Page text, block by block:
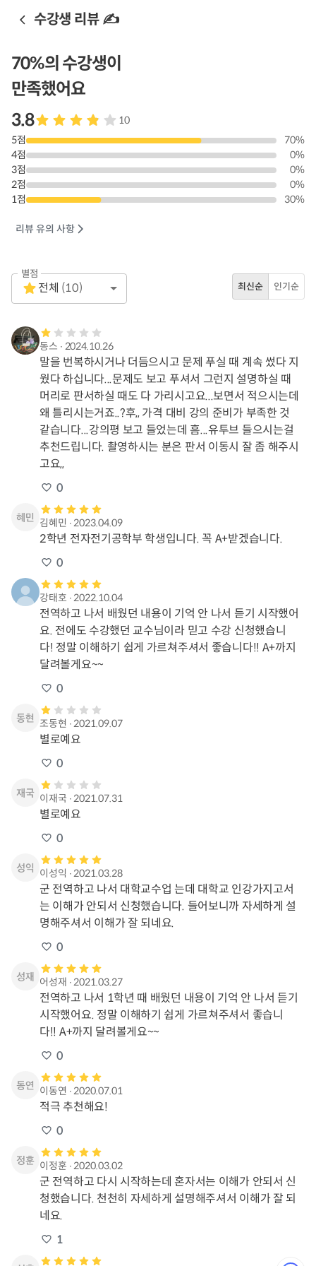
수강생 리뷰 ✍️
70%의 수강생이
만족했어요
3.8
10
5점 70%
4점 0%
3점 0%
2점 0%
1점 30%
리뷰 유의 사항
별점
1 Star
Empty
전체 (10) 최신순 인기순
동스 ∙ 2024.10.26
말을 번복하시거나 더듬으시고 문제 푸실 때 계속 썼다 지
웠다 하십니다...문제도 보고 푸셔서 그런지 설명하실 때
머리로 판서하실 때도 다 가리시고요...보면서 적으시는데
왜 틀리시는거죠..?후,, 가격 대비 강의 준비가 부족한 것
같습니다...강의평 보고 들었는데 흠...유투브 들으시는걸
추천드립니다. 촬영하시는 분은 판서 이동시 잘 좀 해주시
고요,,
0
김혜민 ∙2023.04.09
2학년 전자전기공학부 학생입니다. 꼭 A+받겠습니다.
0
강태호 ∙2022.10.04
전역하고 나서 배웠던 내용이 기억 안 나서 듣기 시작했어
요. 전에도 수강했던 교수님이라 믿고 수강 신청했습니
다! 정말 이해하기 쉽게 가르쳐주셔서 좋습니다!! A+까지
달려볼게요~~
0
조동현 ∙2021.09.07
별로예요
0
이재국 ∙2021.07.31
별로예요
0
이성익 ∙2021.03.28
군 전역하고 나서 대학교수업 는데 대학교 인강가지고서
는 이해가 안되서 신청했습니다. 들어보니까 자세하게 설
명해주셔서 이해가 잘 되네요.
0
어성재 ∙2021.03.27
전역하고 나서 1학년 때 배웠던 내용이 기억 안 나서 듣기
시작했어요. 정말 이해하기 쉽게 가르쳐주셔서 좋습니
다!! A+까지 달려볼게요~~
0
이동연 ∙2020.07.01
적극 추천해요!
0
이정훈 ∙2020.03.02
군 전역하고 다시 시작하는데 혼자서는 이해가 안되서 신
청했습니다. 천천히 자세하게 설명해주셔서 이해가 잘 되
네요.
1